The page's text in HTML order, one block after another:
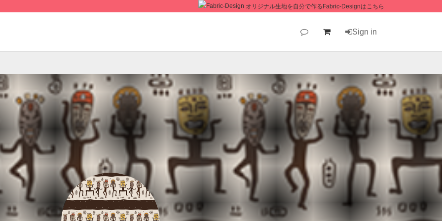
オリジナル生地を自分で作るFabric-Designはこちら
Sign in